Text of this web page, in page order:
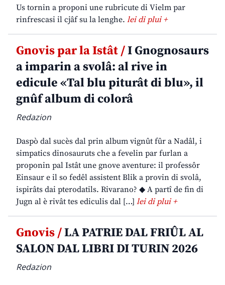
Us tornin a proponi une rubricute di Vielm par
rinfrescasi il cjâf su la lenghe. lei di plui +
Gnovis par la Istât /I Gnognosaurs
a imparin a svolâ: al rive in
edicule «Tal blu piturât di blu», il
gnûf album di colorâ
Redazion
Daspò dal sucès dal prin album vignût fûr a Nadâl, i
simpatics dinosauruts che a fevelin par furlan a
proponin pal Istât une gnove aventure: il professôr
Einsaur e il so fedêl assistent Blik a provin di svolâ,
ispirâts dai pterodatils. Rivarano? ◆ A partî de fin di
Jugn al è rivât tes ediculis dal […] lei di plui +
Gnovis /LA PATRIE DAL FRIÛL AL
SALON DAL LIBRI DI TURIN 2026
Redazion